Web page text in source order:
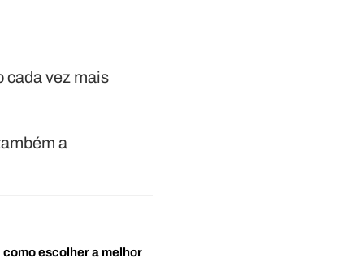
cada vez mais
a
escolher a melhor